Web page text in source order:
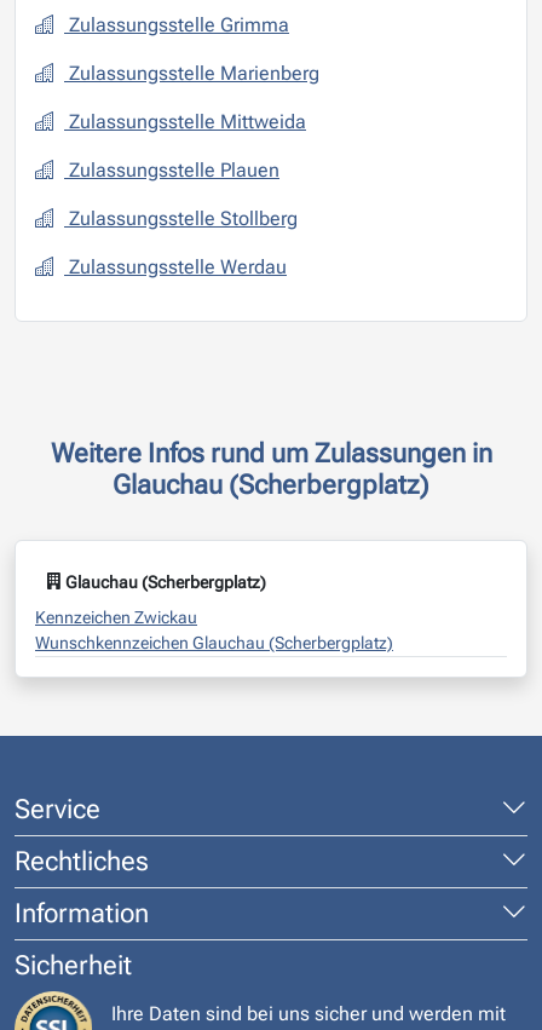
Zulassungsstelle Grimma
Zulassungsstelle Marienberg
Zulassungsstelle Mittweida
Zulassungsstelle Plauen
Zulassungsstelle Stollberg
Zulassungsstelle Werdau
Weitere Infos rund um Zulassungen in
Glauchau (Scherbergplatz)
Glauchau (Scherbergplatz)
Kennzeichen Zwickau
Wunschkennzeichen Glauchau (Scherbergplatz)
Service
Rechtliches
Information
Sicherheit
Ihre Daten sind bei uns sicher und werden mit